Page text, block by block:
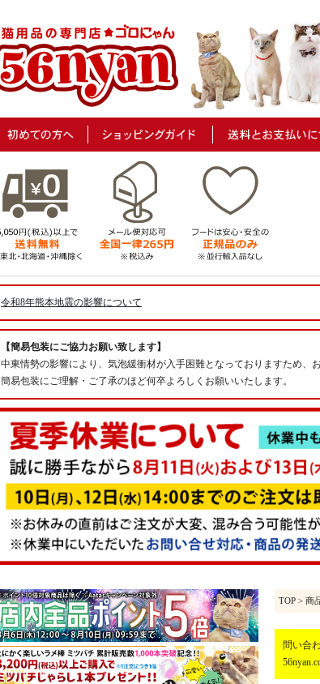
令和8年熊本地震の影響について
【簡易包装にご協力お願い致します】
中東情勢の影響により、気泡緩衝材が入手困難となっておりますため、
簡易包装にご理解・ご了承のほど何卒よろしくお願いいたします。
TOP > 商
問い合